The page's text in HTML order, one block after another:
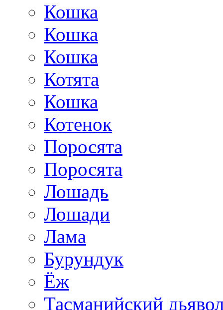
Кошка
Кошка
Кошка
Котята
Кошка
Котенок
Поросята
Поросята
Лошадь
Лошади
Лама
Бурундук
Ёж
Тасманийский